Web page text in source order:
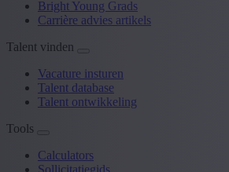
Bright Young Grads
Carrière advies artikels
Talent vinden
Vacature insturen
Talent database
Talent ontwikkeling
Tools
Calculators